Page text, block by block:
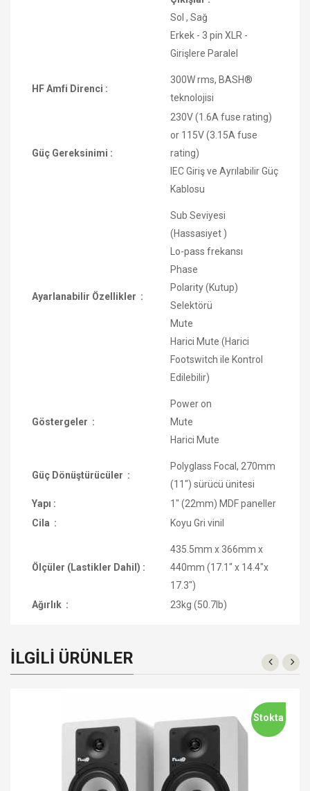
Sol , Sağ
Erkek - 3 pin XLR -
Girişlere Paralel
HF Amfi Direnci :
300W rms, BASH®
teknolojisi
Güç Gereksinimi :
230V (1.6A fuse rating)
or 115V (3.15A fuse
rating)
IEC Giriş ve Ayrılabilir Güç
Kablosu
Ayarlanabilir Özellikler :
Sub Seviyesi
(Hassasiyet )
Lo-pass frekansı
Phase
Polarity (Kutup)
Selektörü
Mute
Harici Mute (Harici
Footswitch ile Kontrol
Edilebilir)
Göstergeler :
Power on
Mute
Harici Mute
Güç Dönüştürücüler :
Polyglass Focal, 270mm
(11") sürücü ünitesi
Yapı :
1" (22mm) MDF paneller
Cila :
Koyu Gri vinil
Ölçüler (Lastikler Dahil) :
435.5mm x 366mm x
440mm (17.1" x 14.4"x
17.3")
Ağırlık :
23kg (50.7lb)
İLGILI ÜRÜNLER
Stokta